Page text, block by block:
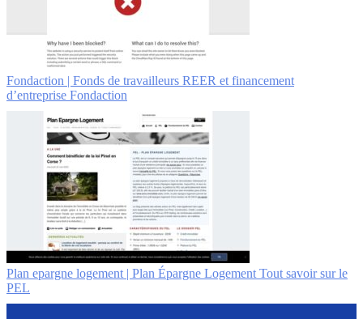
Fondaction | Fonds de tra­vail­leurs REER et financement
d’entreprise Fondaction
Plan epargne logement | Plan Épargne Logement Tout savoir sur le
PEL